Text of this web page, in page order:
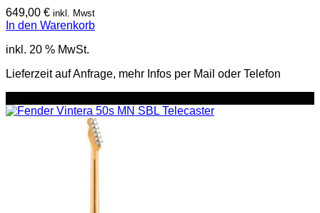
649,00 € inkl. Mwst
In den Warenkorb
inkl. 20 % MwSt.
Lieferzeit auf Anfrage, mehr Infos per Mail oder Telefon